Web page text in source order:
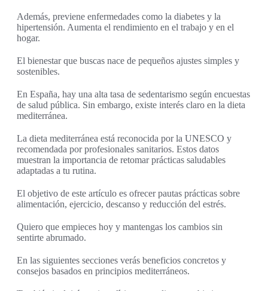
Además, previene enfermedades como la diabetes y la
hipertensión. Aumenta el rendimiento en el trabajo y en el
hogar.
El bienestar que buscas nace de pequeños ajustes simples y
sostenibles.
En España, hay una alta tasa de sedentarismo según encuestas
de salud pública. Sin embargo, existe interés claro en la dieta
mediterránea.
La dieta mediterránea está reconocida por la UNESCO y
recomendada por profesionales sanitarios. Estos datos
muestran la importancia de retomar prácticas saludables
adaptadas a tu rutina.
El objetivo de este artículo es ofrecer pautas prácticas sobre
alimentación, ejercicio, descanso y reducción del estrés.
Quiero que empieces hoy y mantengas los cambios sin
sentirte abrumado.
En las siguientes secciones verás beneficios concretos y
consejos basados en principios mediterráneos.